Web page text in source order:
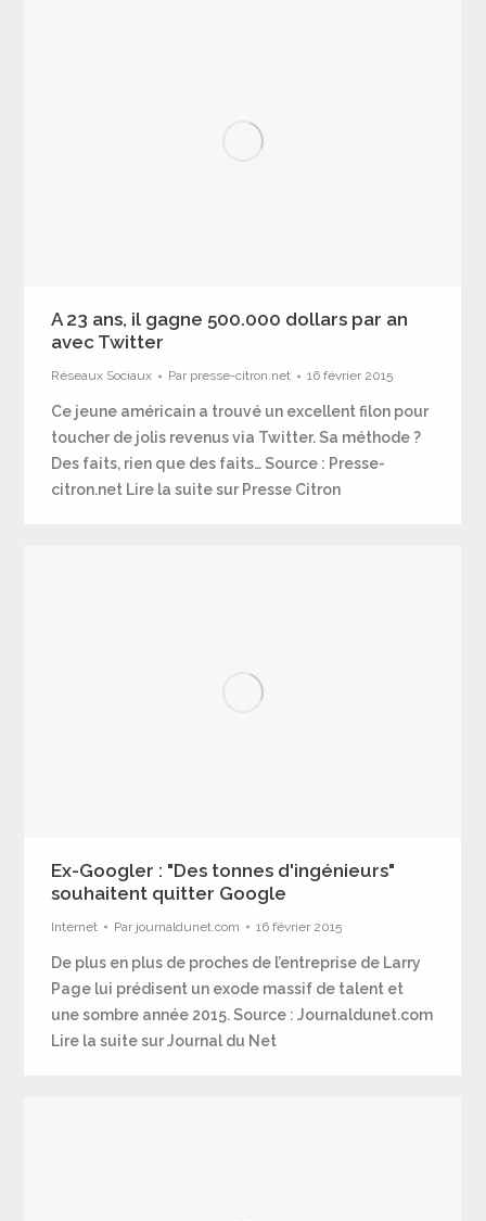
A 23 ans, il gagne 500.000 dollars par an
avec Twitter
Réseaux Sociaux Par presse-citron.net 16 février 2015
Ce jeune américain a trouvé un excellent filon pour
toucher de jolis revenus via Twitter. Sa méthode ?
Des faits, rien que des faits… Source : Presse-
citron.net Lire la suite sur Presse Citron
Ex-Googler : "Des tonnes d'ingénieurs"
souhaitent quitter Google
Internet Par journaldunet.com 16 février 2015
De plus en plus de proches de l’entreprise de Larry
Page lui prédisent un exode massif de talent et
une sombre année 2015. Source : Journaldunet.com
Lire la suite sur Journal du Net